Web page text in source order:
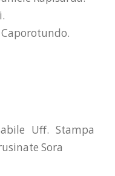
Caporotundo.
Uff. Stampa
Sora